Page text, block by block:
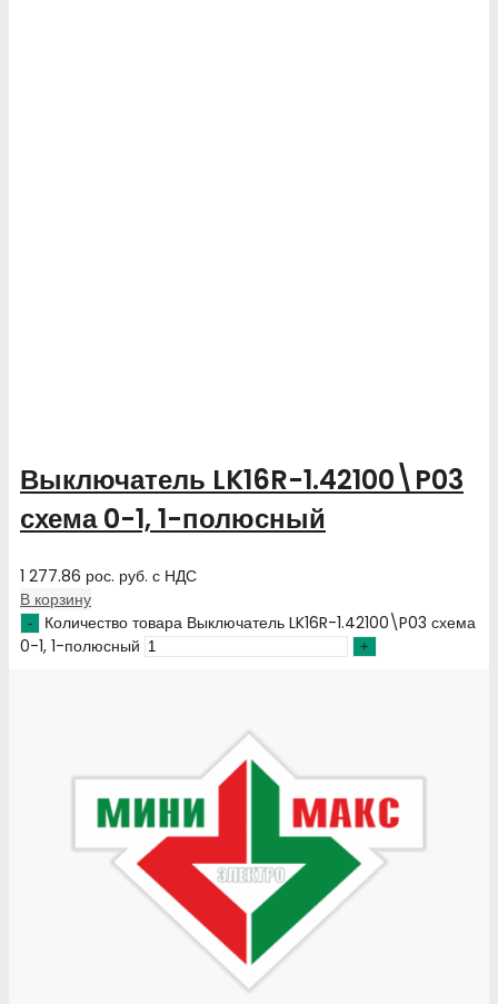
Выключатель LK16R-1.42100\P03
схема 0-1, 1-полюсный
1 277.86 рос. руб. с НДС
В корзину
Количество товара Выключатель LK16R-1.42100\P03 схема
0-1, 1-полюсный